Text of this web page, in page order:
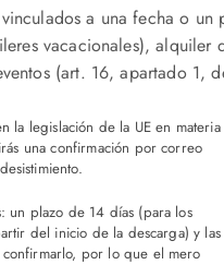
a una fecha o
vacacionales), alquiler
(art. 16, apartado 1,
la legislación de la UE en materia
una confirmación por correo
un plazo de 14 días (para los
del inicio de la descarga) y las
confirmarlo, por lo que el mero